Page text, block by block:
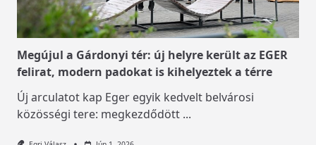
Megújul a Gárdonyi tér: új helyre került az EGER
felirat, modern padokat is kihelyeztek a térre
Új arculatot kap Eger egyik kedvelt belvárosi
közösségi tere: megkezdődött ...